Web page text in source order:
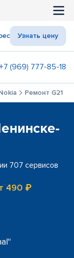
Узнать цену
(969) 777-85-18
Ремонт G21
707 сервисов
490 ₽